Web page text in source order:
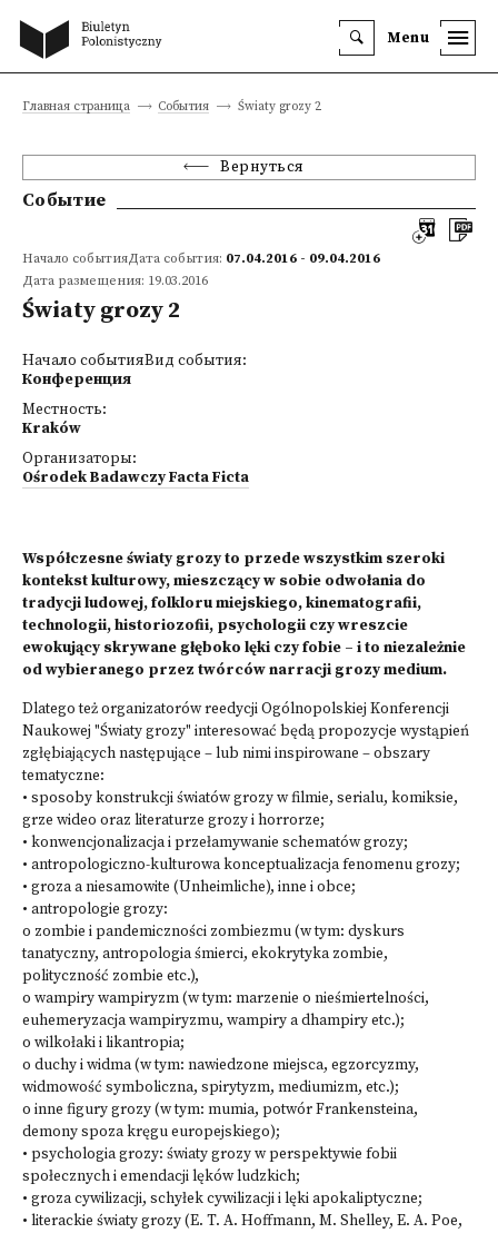
Menu
Главная страница События Światy grozy 2
Вернуться
Событие
Начало событияДата события: 07.04.2016 - 09.04.2016
Дата размещения: 19.03.2016
Światy grozy 2
Начало событияВид события:
Конференция
Местность:
Kraków
Организаторы:
Ośrodek Badawczy Facta Ficta
Współczesne światy grozy to przede wszystkim szeroki
kontekst kulturowy, mieszczący w sobie odwołania do
tradycji ludowej, folkloru miejskiego, kinematografii,
technologii, historiozofii, psychologii czy wreszcie
ewokujący skrywane głęboko lęki czy fobie – i to niezależnie
od wybieranego przez twórców narracji grozy medium.
Dlatego też organizatorów reedycji Ogólnopolskiej Konferencji
Naukowej "Światy grozy" interesować będą propozycje wystąpień
zgłębiających następujące – lub nimi inspirowane – obszary
tematyczne:
• sposoby konstrukcji światów grozy w filmie, serialu, komiksie,
grze wideo oraz literaturze grozy i horrorze;
• konwencjonalizacja i przełamywanie schematów grozy;
• antropologiczno-kulturowa konceptualizacja fenomenu grozy;
• groza a niesamowite (Unheimliche), inne i obce;
• antropologie grozy:
o zombie i pandemiczności zombiezmu (w tym: dyskurs
tanatyczny, antropologia śmierci, ekokrytyka zombie,
polityczność zombie etc.),
o wampiry wampiryzm (w tym: marzenie o nieśmiertelności,
euhemeryzacja wampiryzmu, wampiry a dhampiry etc.);
o wilkołaki i likantropia;
o duchy i widma (w tym: nawiedzone miejsca, egzorcyzmy,
widmowość symboliczna, spirytyzm, mediumizm, etc.);
o inne figury grozy (w tym: mumia, potwór Frankensteina,
demony spoza kręgu europejskiego);
• psychologia grozy: światy grozy w perspektywie fobii
społecznych i emendacji lęków ludzkich;
• groza cywilizacji, schyłek cywilizacji i lęki apokaliptyczne;
• literackie światy grozy (E. T. A. Hoffmann, M. Shelley, E. A. Poe,